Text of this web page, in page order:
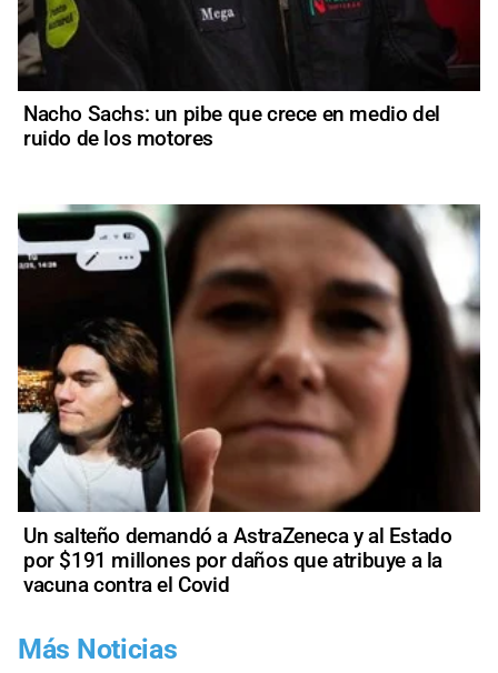
Nacho Sachs: un pibe que crece en medio del
ruido de los motores
Un salteño demandó a AstraZeneca y al Estado
por $191 millones por daños que atribuye a la
vacuna contra el Covid
Más Noticias